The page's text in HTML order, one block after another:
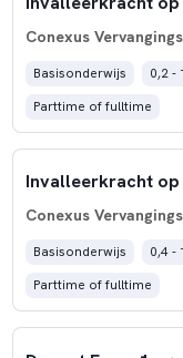
Conexus
Basisonderwijs 0,2 -
Parttime of fulltime
Invalleerkracht
Conexus
Basisonderwijs 0,4 -
Parttime of fulltime